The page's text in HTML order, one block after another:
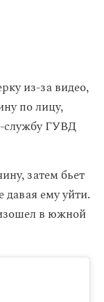
из-за видео,
по лицу,
службу ГУВД
затем бьет
давая ему уйти.
в южной